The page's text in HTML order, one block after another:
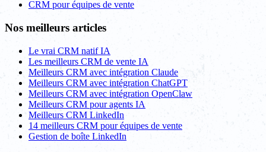
CRM pour équipes de vente
Nos meilleurs articles
Le vrai CRM natif IA
Les meilleurs CRM de vente IA
Meilleurs CRM avec intégration Claude
Meilleurs CRM avec intégration ChatGPT
Meilleurs CRM avec intégration OpenClaw
Meilleurs CRM pour agents IA
Meilleurs CRM LinkedIn
14 meilleurs CRM pour équipes de vente
Gestion de boîte LinkedIn